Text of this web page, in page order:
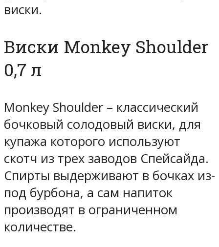
виски.
Виски Monkey Shoulder
0,7 л
Monkey Shoulder – классический
бочковый солодовый виски, для
купажа которого используют
скотч из трех заводов Спейсайда.
Спирты выдерживают в бочках из-
под бурбона, а сам напиток
производят в ограниченном
количестве.